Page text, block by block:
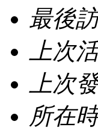
最後
上次
上次
所在